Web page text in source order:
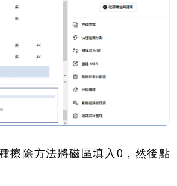
擦除方法將磁區填入0，然後點